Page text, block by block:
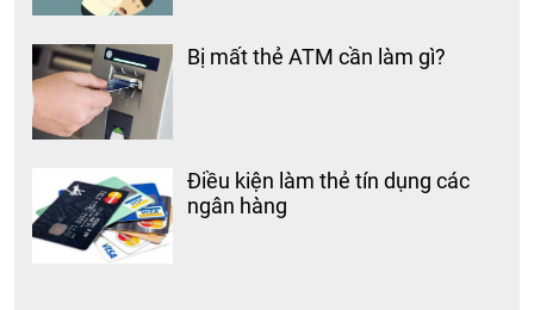
Bị mất thẻ ATM cần làm gì?
Điều kiện làm thẻ tín dụng các
ngân hàng